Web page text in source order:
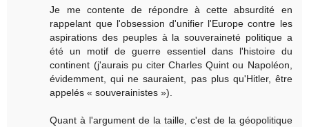
Je me contente de répondre à cette absurdité en
rappelant que l'obsession d'unifier l'Europe contre les
aspirations des peuples à la souveraineté politique a
été un motif de guerre essentiel dans l'histoire du
continent (j'aurais pu citer Charles Quint ou Napoléon,
évidemment, qui ne sauraient, pas plus qu'Hitler, être
appelés « souverainistes »).
Quant à l'argument de la taille, c'est de la géopolitique